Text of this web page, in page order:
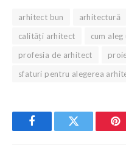
arhitect bun arhitectură
calități arhitect
cum
profesia de arhitect
sfaturi pentru alegerea
FacebookTwitter